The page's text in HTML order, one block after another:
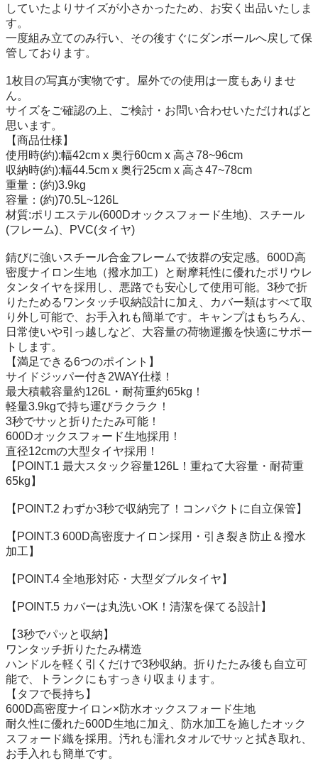
していたよりサイズが小さかったため、お安く出品いたしま
す。
一度組み立てのみ行い、その後すぐにダンボールへ戻して保
管しております。
1枚目の写真が実物です。屋外での使用は一度もありませ
ん。
サイズをご確認の上、ご検討・お問い合わせいただければと
思います。
【商品仕様】
使用時(約):幅42cm x 奥行60cm x 高さ78~96cm
収納時(約):幅44.5cm x 奥行25cm x 高さ47~78cm
重量：(約)3.9kg
容量：(約)70.5L~126L
材質:ポリエステル(600Dオックスフォード生地)、スチール
(フレーム)、PVC(タイヤ)
錆びに強いスチール合金フレームで抜群の安定感。600D高
密度ナイロン生地（撥水加工）と耐摩耗性に優れたポリウレ
タンタイヤを採用し、悪路でも安心して使用可能。3秒で折
りたためるワンタッチ収納設計に加え、カバー類はすべて取
り外し可能で、お手入れも簡単です。キャンプはもちろん、
日常使いや引っ越しなど、大容量の荷物運搬を快適にサポー
トします。
【満足できる6つのポイント】
サイドジッパー付き2WAY仕様！
最大積載容量約126L・耐荷重約65kg！
軽量3.9kgで持ち運びラクラク！
3秒でサッと折りたたみ可能！
600Dオックスフォード生地採用！
直径12cmの大型タイヤ採用！
【POINT.1 最大スタック容量126L！重ねて大容量・耐荷重
65kg】
【POINT.2 わずか3秒で収納完了！コンパクトに自立保管】
【POINT.3 600D高密度ナイロン採用・引き裂き防止＆撥水
加工】
【POINT.4 全地形対応・大型ダブルタイヤ】
【POINT.5 カバーは丸洗いOK！清潔を保てる設計】
【3秒でパッと収納】
ワンタッチ折りたたみ構造
ハンドルを軽く引くだけで3秒収納。折りたたみ後も自立可
能で、トランクにもすっきり収まります。
【タフで長持ち】
600D高密度ナイロン×防水オックスフォード生地
耐久性に優れた600D生地に加え、防水加工を施したオック
スフォード織を採用。汚れも濡れタオルでサッと拭き取れ、
お手入れも簡単です。